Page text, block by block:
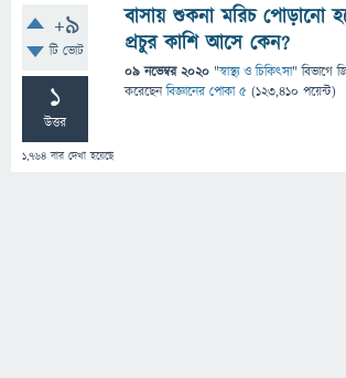
+9
টি ভোট
1
উত্তর
1,764 বার দেখা হয়েছে
বাসায় শুকনা মরিচ পোড়ানো
প্রচুর কাশি আসে কেন?
09 নভেম্বর 2020 "স্বাস্থ্য ও চিকিৎসা" বিভাগে
করেছেনবিজ্ঞানের পোকা ৫ (123,410 পয়েন্ট)